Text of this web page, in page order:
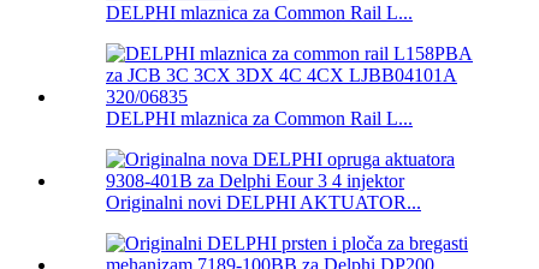
DELPHI mlaznica za Common Rail L...
DELPHI mlaznica za Common Rail L...
Originalni novi DELPHI AKTUATOR...